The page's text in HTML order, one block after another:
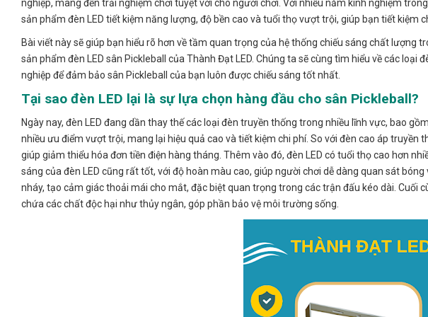
nghiệp, mang đến trải nghiệm chơi tuyệt vời cho người chơi. Với nhiều năm kinh nghiệm
sản phẩm đèn LED tiết kiệm năng lượng, độ bền cao và tuổi thọ vượt trội, giúp bạn tiết kiệm
Bài viết này sẽ giúp bạn hiểu rõ hơn về tầm quan trọng của hệ thống chiếu sáng chất lượng
sản phẩm đèn LED sân Pickleball của Thành Đạt LED. Chúng ta sẽ cùng tìm hiểu về các
nghiệp để đảm bảo sân Pickleball của bạn luôn được chiếu sáng tốt nhất.
Tại sao đèn LED lại là sự lựa chọn hàng đầu cho sân Pickleball?
Ngày nay, đèn LED đang dần thay thế các loại đèn truyền thống trong nhiều lĩnh vực, bao
nhiều ưu điểm vượt trội, mang lại hiệu quả cao và tiết kiệm chi phí. So với đèn cao áp truyền
giúp giảm thiểu hóa đơn tiền điện hàng tháng. Thêm vào đó, đèn LED có tuổi thọ cao hơn
sáng của đèn LED cũng rất tốt, với độ hoàn màu cao, giúp người chơi dễ dàng quan sát
nháy, tạo cảm giác thoải mái cho mắt, đặc biệt quan trọng trong các trận đấu kéo dài. Cuối
chứa các chất độc hại như thủy ngân, góp phần bảo vệ môi trường sống.